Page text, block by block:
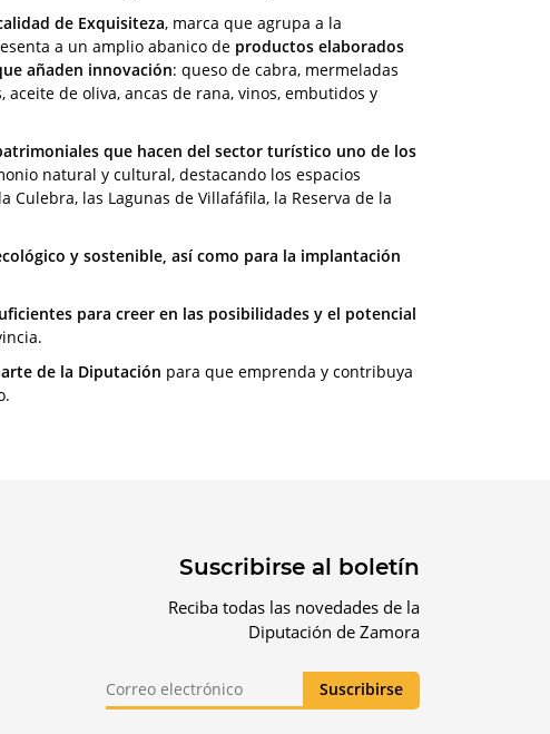
de Exquisiteza, marca que agrupa a la
a un amplio abanico de productos elaborados
añaden innovación: queso de cabra, mermeladas
aceite de oliva, ancas de rana, vinos, embutidos y
que hacen del sector turístico uno de los
natural y cultural, destacando los espacios
las Lagunas de Villafáfila, la Reserva de la
y sostenible, así como para la implantación
para creer en las posibilidades y el potencial
de la Diputación para que emprenda y contribuya
Suscribirse al boletín
Reciba todas las novedades de la
Diputación de Zamora